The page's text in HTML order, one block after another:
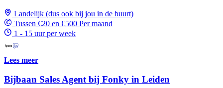
Landelijk (dus ook bij jou in de buurt)
Tussen €20 en €500 Per maand
1 - 15 uur per week
Lees meer
Bijbaan Sales Agent bij Fonky in Leiden